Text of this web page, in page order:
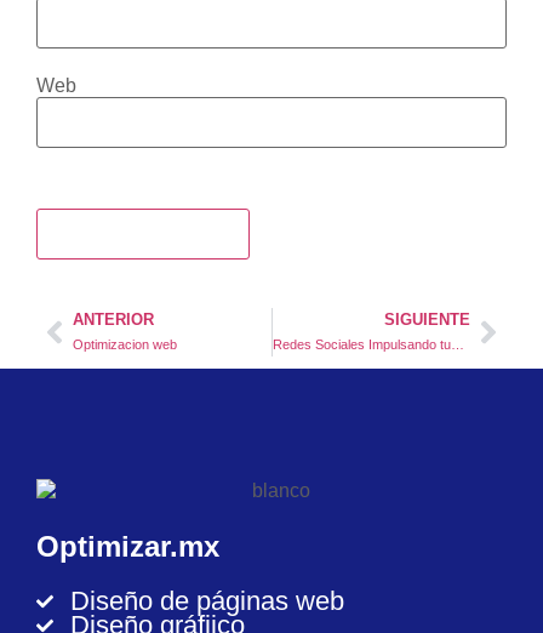
Web
ANTERIOR
Optimizacion web
SIGUIENTE
Redes Sociales Impulsando tus Ideas
Optimizar.mx
Diseño de páginas web
Diseño gráfiico